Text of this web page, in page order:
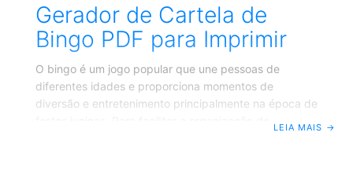
Gerador de Cartela de
Bingo PDF para Imprimir
O bingo é um jogo popular que une pessoas de
diferentes idades e proporciona momentos de
diversão e entretenimento principalmente na época de
LEIA MAIS →